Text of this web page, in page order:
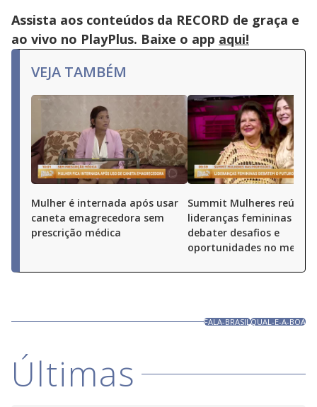
Assista aos conteúdos da RECORD de graça e
ao vivo no PlayPlus. Baixe o app aqui!
VEJA TAMBÉM
Mulher é internada após usar
caneta emagrecedora sem
prescrição médica
Summit Mulheres reúne
lideranças femininas para
debater desafios e
oportunidades no
FALA-BRASILQUAL-E-A-BOA
Últimas